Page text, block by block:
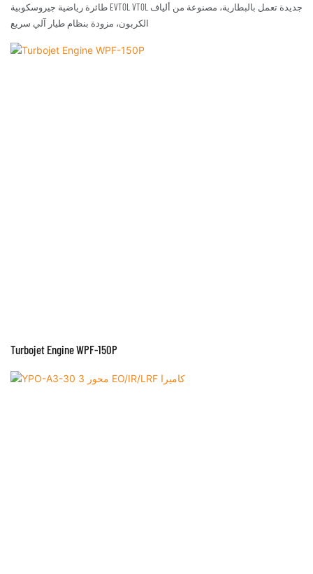
طائرة رياضية جيروسكوبية EVTOL VTOL جديدة تعمل بالبطارية، مصنوعة من ألياف
الكربون، مزودة بنظام طيار آلي سريع
Turbojet Engine WPF-150P